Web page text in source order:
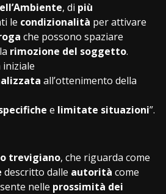
, di più
le condizionalità per attivare
che possono spaziare
rimozione del soggetto.
iniziale
all’ottenimento della
e limitate situazioni”.
trevigiano, che riguarda come
descritto dalle autorità come
nelle prossimità dei